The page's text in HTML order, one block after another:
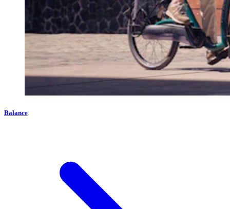
Balance